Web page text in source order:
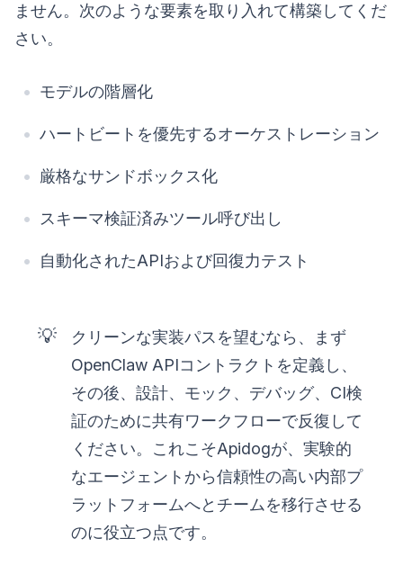
ません。次のような要素を取り入れて構築してくだ
さい。
モデルの階層化
ハートビートを優先するオーケストレーション
厳格なサンドボックス化
スキーマ検証済みツール呼び出し
自動化されたAPIおよび回復力テスト
💡
クリーンな実装パスを望むなら、まず
OpenClaw APIコントラクトを定義し、
その後、設計、モック、デバッグ、CI検
証のために共有ワークフローで反復して
ください。これこそApidogが、実験的
なエージェントから信頼性の高い内部プ
ラットフォームへとチームを移行させる
のに役立つ点です。